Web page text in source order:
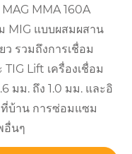
MMA 160A
MIG แบบผสมผสาน
ว รวมถึงการเชื่อม
Lift เครื่องเชื่อม
มม. ถึง 1.0 มม. และอิ
ที่บ้าน การซ่อมแซม
อื่นๆ